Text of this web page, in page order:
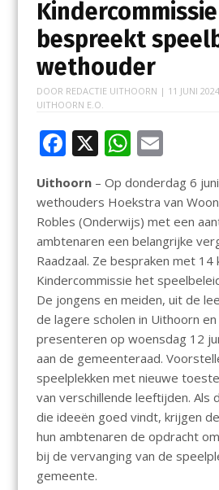
Kindercommissie
bespreekt
wethouder
DOOR REDACTIE UITHOORN | 11 JUNI 2024
UITHOORN E.O.
F
e
b
o
o
k
X W
h
at
s
A
p
p
E
m
ai
l
Uithoorn – Op donderdag 6
wethouders Hoekstra van
Robles (Onderwijs) met een
ambtenaren een belangrijke
Raadzaal. Ze bespraken met 14
Kindercommissie het
De jongens en meiden, uit de
de lagere scholen in Uithoorn
presenteren op woensdag 12
aan de gemeenteraad.
speelplekken met nieuwe
van verschillende leeftijden. Als
die ideeën goed vindt, krijgen
hun ambtenaren de opdracht
bij de vervanging van de
gemeente.